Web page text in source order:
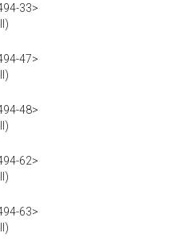
33>
47>
48>
62>
63>